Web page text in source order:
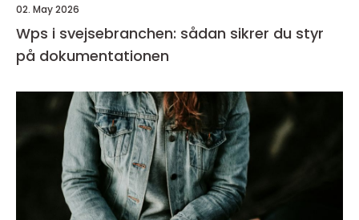
02. May 2026
Wps i svejsebranchen: sådan sikrer du styr
på dokumentationen